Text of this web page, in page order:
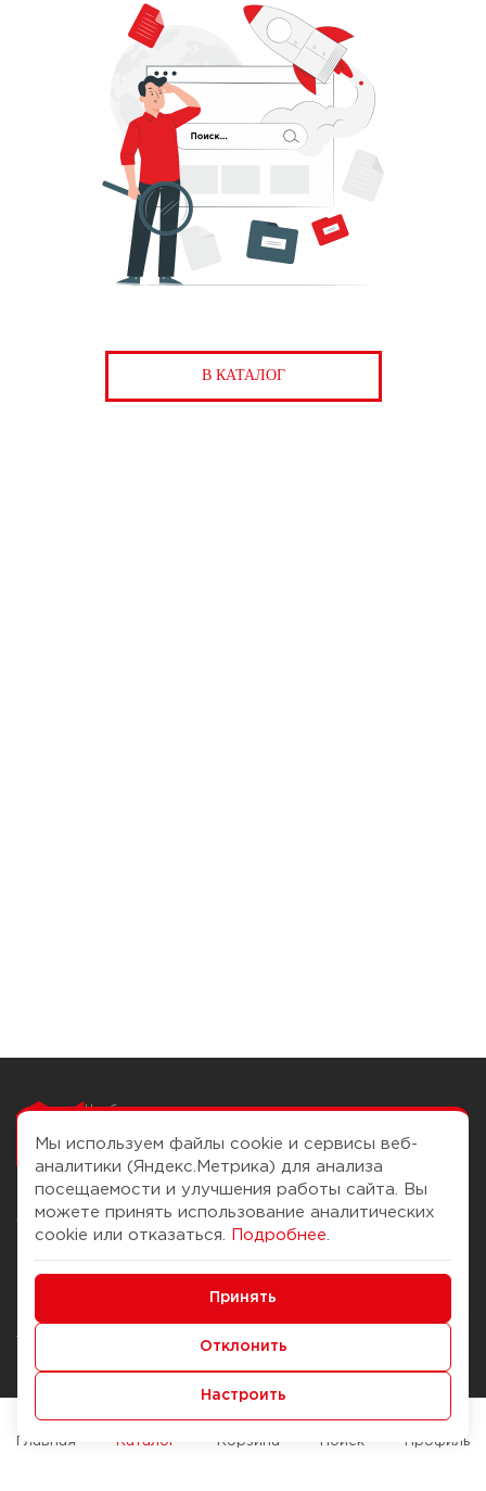
В КАТАЛОГ
Чтобы вам легко
О компании
История Компании
Журнал
Наши марки
Брендирование
Помощь
Доставка и оплата
Способы оплаты
Служба контроля качества
Мы используем файлы cookie и сервисы веб-
аналитики (Яндекс.Метрика) для анализа
посещаемости и улучшения работы сайта. Вы
можете принять использование аналитических
cookie или отказаться.
Подробнее
Принять
Отклонить
Настроить
Главная Каталог Корзина Поиск Профиль